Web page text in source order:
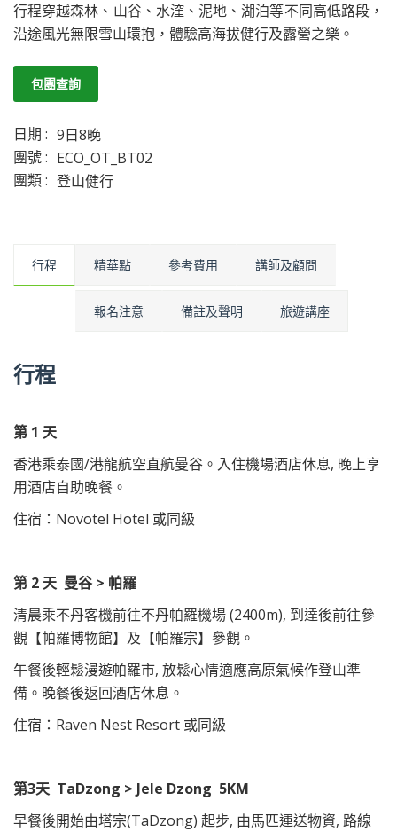
行程穿越森林、山谷、水漥、泥地、湖泊等不同高低路段，
沿途風光無限雪山環抱，體驗高海拔健行及露營之樂。
包團查詢
日期 : 9日8晚
團號 : ECO_OT_BT02
團類 : 登山健行
行程 精華點 參考費用 講師及顧問
報名注意 備註及聲明 旅遊講座
行程
第 1 天
香港乘泰國/港龍航空直航曼谷。入住機場酒店休息, 晚上享
用酒店自助晚餐。
住宿：Novotel Hotel 或同級
第 2 天 曼谷 > 帕羅
清晨乘不丹客機前往不丹帕羅機場 (2400m), 到達後前往參
觀【帕羅博物館】及【帕羅宗】參觀。
午餐後輕鬆漫遊帕羅市, 放鬆心情適應高原氣候作登山準
備。晚餐後返回酒店休息。
住宿：Raven Nest Resort 或同級
第3天 TaDzong > Jele Dzong 5KM
早餐後開始由塔宗(TaDzong) 起步, 由馬匹運送物資, 路線